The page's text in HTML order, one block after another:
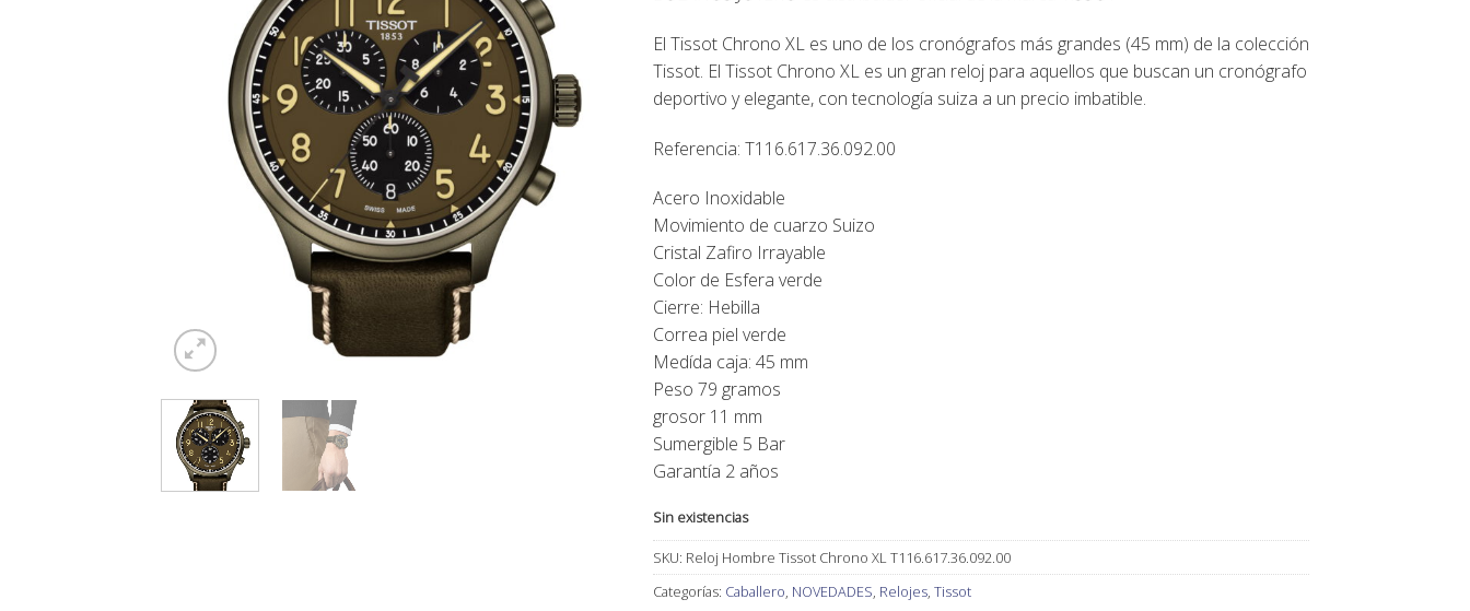
El Tissot Chrono XL es uno de los cronógrafos más grandes (45 mm) de la colección
Tissot. El Tissot Chrono XL es un gran reloj para aquellos que buscan un cronógrafo
deportivo y elegante, con tecnología suiza a un precio imbatible.
Referencia: T116.617.36.092.00
Acero Inoxidable
Movimiento de cuarzo Suizo
Cristal Zafiro Irrayable
Color de Esfera verde
Cierre: Hebilla
Correa piel verde
Medída caja: 45 mm
Peso 79 gramos
grosor 11 mm
Sumergible 5 Bar
Garantía 2 años
Sin existencias
SKU: Reloj Hombre Tissot Chrono XL T116.617.36.092.00
Categorías: Caballero, NOVEDADES, Relojes, Tissot